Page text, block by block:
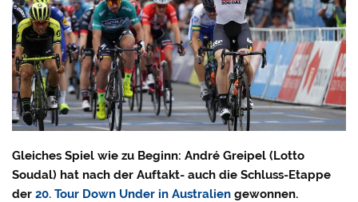
Gleiches Spiel wie zu Beginn: André Greipel (Lotto
Soudal) hat nach der Auftakt- auch die Schluss-Etappe
der20. Tour Down Under in Australien gewonnen.